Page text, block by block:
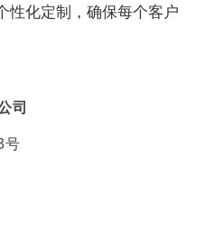
性化定制，确保每个客户
司
号